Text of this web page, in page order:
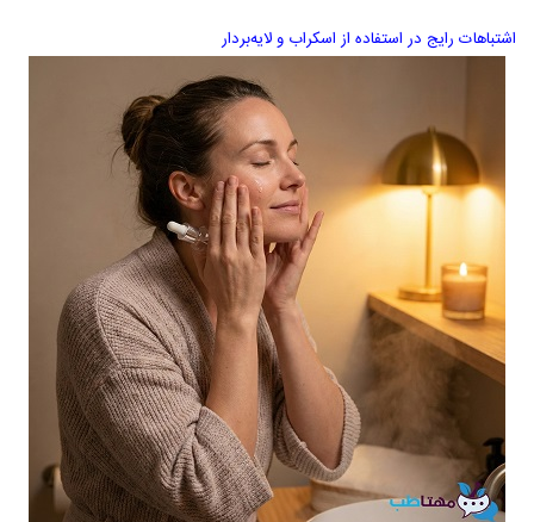
اشتباهات رایج در استفاده از اسکراب و لایه‌بردار